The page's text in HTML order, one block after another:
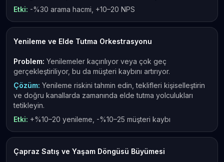
Etki: -%30 arama hacmi, +10–20 NPS
Yenileme ve Elde Tutma Orkestrasyonu
Problem: Yenilemeler kaçırılıyor veya çok geç
gerçekleştiriliyor, bu da müşteri kaybını artırıyor.
Çözüm: Yenileme riskini tahmin edin, teklifleri kişiselleştirin
ve doğru kanallarda zamanında elde tutma yolculukları
tetikleyin.
Etki: +%10–20 yenileme, -%10–25 müşteri kaybı
Çapraz Satış ve Yaşam Döngüsü Büyümesi